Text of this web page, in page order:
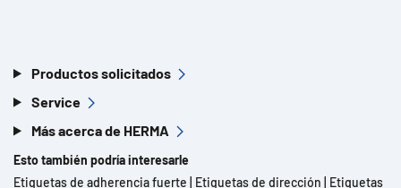
Productos solicitados
Service
Más acerca de HERMA
Esto también podría interesarle
Etiquetas de adherencia fuerte
Etiquetas de dirección Etiquetas